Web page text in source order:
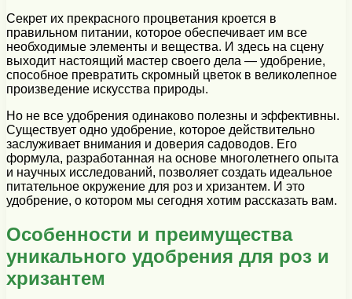
Секрет их прекрасного процветания кроется в
правильном питании, которое обеспечивает им все
необходимые элементы и вещества. И здесь на сцену
выходит настоящий мастер своего дела — удобрение,
способное превратить скромный цветок в великолепное
произведение искусства природы.
Но не все удобрения одинаково полезны и эффективны.
Существует одно удобрение, которое действительно
заслуживает внимания и доверия садоводов. Его
формула, разработанная на основе многолетнего опыта
и научных исследований, позволяет создать идеальное
питательное окружение для роз и хризантем. И это
удобрение, о котором мы сегодня хотим рассказать вам.
Особенности и преимущества
уникального удобрения для роз и
хризантем